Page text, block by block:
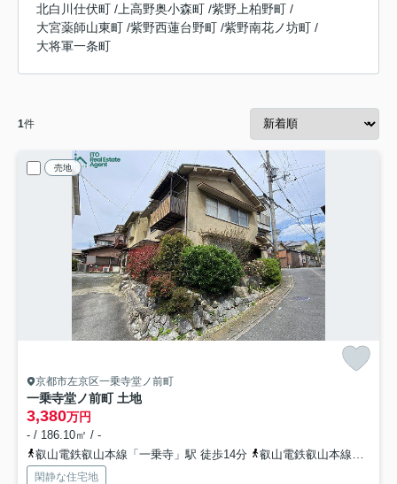
北白川仕伏町 / 上高野奥小森町 /紫野上柏野町 /
大宮薬師山東町 /紫野西蓮台野町 /紫野南花ノ坊町 /
大将軍一条町
1件
売地
京都市左京区一乗寺堂ノ前町
一乗寺堂ノ前町 土地
3,380万円
- / 186.10㎡ / -
叡山電鉄叡山本線「一乗寺」駅 徒歩14分
叡山電鉄叡山本線「修学院」駅 徒歩13分
閑静な住宅地